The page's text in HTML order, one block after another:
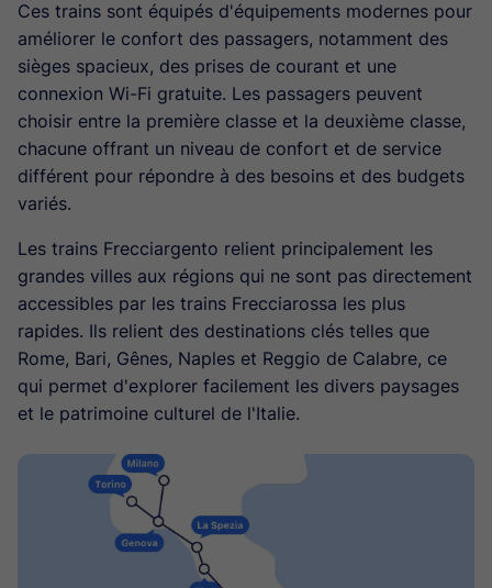
Ces trains sont équipés d'équipements modernes pour
améliorer le confort des passagers, notamment des
sièges spacieux, des prises de courant et une
connexion Wi-Fi gratuite. Les passagers peuvent
choisir entre la première classe et la deuxième classe,
chacune offrant un niveau de confort et de service
différent pour répondre à des besoins et des budgets
variés.
Les trains Frecciargento relient principalement les
grandes villes aux régions qui ne sont pas directement
accessibles par les trains Frecciarossa les plus
rapides. Ils relient des destinations clés telles que
Rome, Bari, Gênes, Naples et Reggio de Calabre, ce
qui permet d'explorer facilement les divers paysages
et le patrimoine culturel de l'Italie.